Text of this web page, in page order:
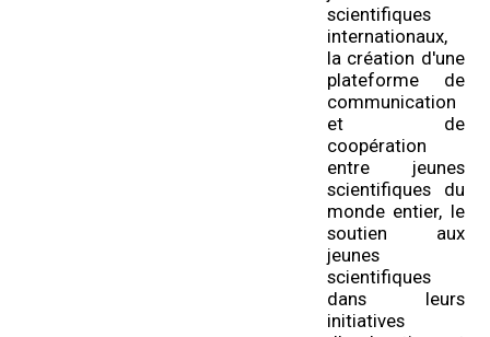
scientifiques
internationaux,
la création d'une
plateforme de
communication
et de
coopération
entre jeunes
scientifiques du
monde entier, le
soutien aux
jeunes
scientifiques
dans leurs
initiatives